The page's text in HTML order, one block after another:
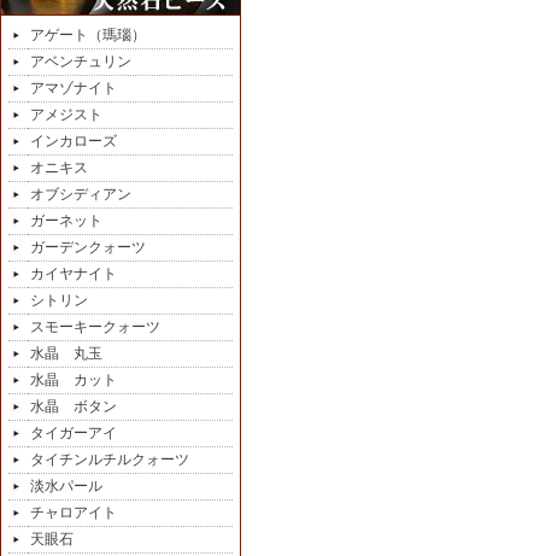
アゲート（瑪瑙）
アベンチュリン
アマゾナイト
アメジスト
インカローズ
オニキス
オブシディアン
ガーネット
ガーデンクォーツ
カイヤナイト
シトリン
スモーキークォーツ
水晶 丸玉
水晶 カット
水晶 ボタン
タイガーアイ
タイチンルチルクォーツ
淡水パール
チャロアイト
天眼石